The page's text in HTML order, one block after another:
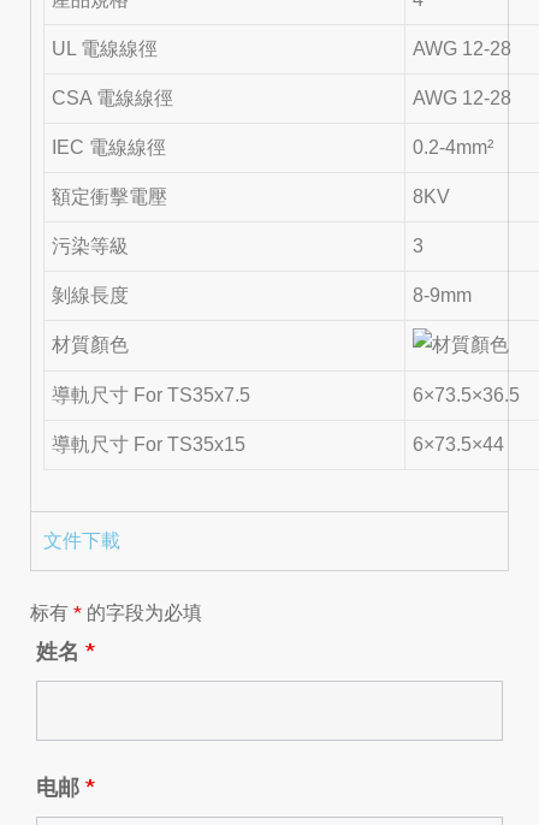
UL 電線線徑 AWG 12-28
CSA 電線線徑 AWG 12-28
IEC 電線線徑 0.2-4mm²
額定衝擊電壓 8KV
污染等級 3
剝線長度 8-9mm
材質顏色
導軌尺寸 For TS35x7.5 6×73.5×36.5
導軌尺寸 For TS35x15 6×73.5×44
文件下載
标有 * 的字段为必填
姓名 *
电邮 *